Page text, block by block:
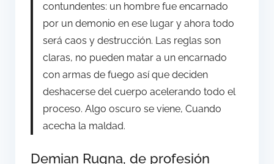
contundentes: un hombre fue encarnado
por un demonio en ese lugar y ahora todo
será caos y destrucción. Las reglas son
claras, no pueden matar a un encarnado
con armas de fuego así que deciden
deshacerse del cuerpo acelerando todo el
proceso. Algo oscuro se viene, Cuando
acecha la maldad.
Demian Rugna, de profesión